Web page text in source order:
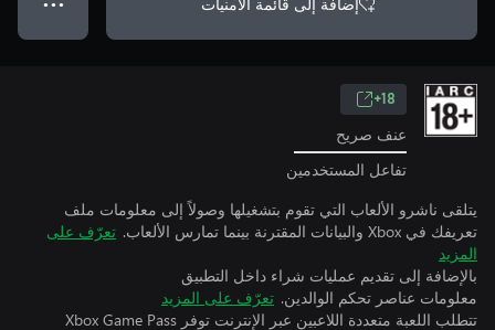
● ● ●
18+
عنف صريح
تفاعل المستخدمين
يتلقى ناشرو الألعاب التي تقوم بتشغيلها وصولاً إلى معلومات ملف
تعريفك في Xbox والبيانات المقترنة بينما تمارس الألعاب.
تعرّف على
المزيد
بالإضافة إلى تقديم عمليات شراء داخل التطبيق
معلومات عناصر تحكم الوالدين. تعرّف على المزيد
تتطلب اللعبة متعددة اللاعبين عبر الإنترنت توفر Xbox Game Pass